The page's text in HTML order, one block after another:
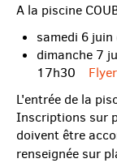
A la piscine
samedi 6
dimanche 7
17h30 Flyer
L'entrée de la
Inscriptions sur
doivent être
renseignée sur